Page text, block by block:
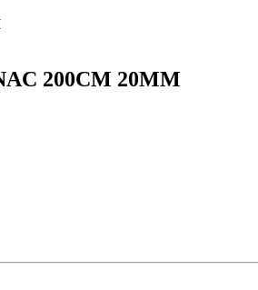
200CM 20MM